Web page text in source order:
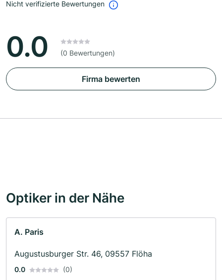
Nicht verifizierte Bewertungen
0.0 (0 Bewertungen)
Firma bewerten
Optiker in der Nähe
A. Paris
Augustusburger Str. 46, 09557 Flöha
0.0 (0)